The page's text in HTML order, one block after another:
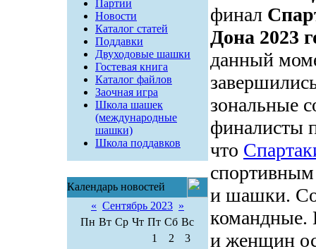
Партии
Новости
Каталог статей
Поддавки
Двуходовые шашки
Гостевая книга
Каталог файлов
Заочная игра
Школа шашек
(международные
шашки)
Школа поддавков
Календарь новостей
« Сентябрь 2023 »
Пн Вт Ср Чт Пт Сб Вс
1
2
3
финал
Дона 2023
данный
зональные
финалисты
что
и шашки.
командные.
и женщин